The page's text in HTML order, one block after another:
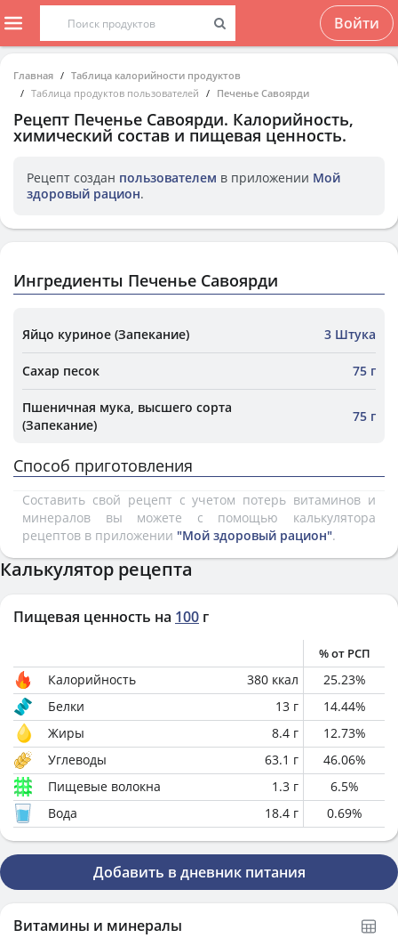
Войти
Главная
Таблица калорийности продуктов
Таблица продуктов пользователей
Печенье Савоярди
Рецепт Печенье Савоярди. Калорийность,
химический состав и пищевая ценность.
Рецепт создан пользователем в приложении Мой
здоровый рацион.
Ингредиенты Печенье Савоярди
Яйцо куриное (Запекание) 3 Штука
Сахар песок 75 г
Пшеничная мука, высшего сорта
(Запекание)
75 г
Способ приготовления
Составить свой рецепт с учетом потерь витаминов и
минералов вы можете с помощью калькулятора
рецептов в приложении "Мой здоровый рацион".
Калькулятор рецепта
Пищевая ценность на 100 г
% от РСП
Калорийность 380 ккал 25.23%
Белки
13 г 14.44%
Жиры
8.4 г 12.73%
Углеводы
63.1 г 46.06%
Пищевые волокна
1.3 г 6.5%
Вода
18.4 г 0.69%
Добавить в дневник питания
Витамины и минералы